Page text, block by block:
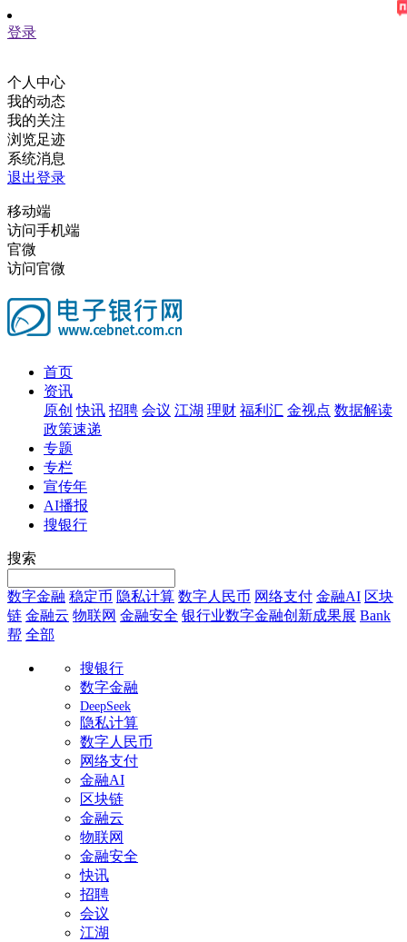
登录
个人中心
我的动态
我的关注
浏览足迹
系统消息
退出登录
移动端
访问手机端
官微
访问官微
首页
资讯
原创 快讯 招聘 会议 江湖 理财 福利汇 金视点 数据解读
政策速递
专题
专栏
宣传年
AI播报
搜银行
搜索
数字金融 稳定币 隐私计算 数字人民币 网络支付 金融AI 区块
链 金融云 物联网 金融安全 银行业数字金融创新成果展 Bank
帮 全部
搜银行
数字金融
DeepSeek
隐私计算
数字人民币
网络支付
金融AI
区块链
金融云
物联网
金融安全
快讯
招聘
会议
江湖